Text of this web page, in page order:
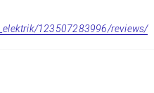
123507283996/reviews/